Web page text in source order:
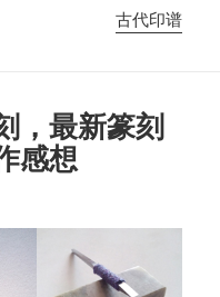
古代印谱
，最新篆刻
感想